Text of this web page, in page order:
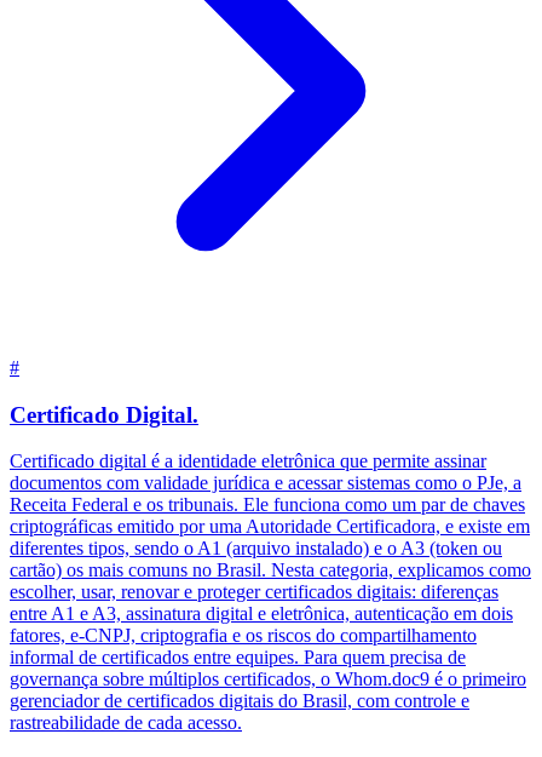
#
Certificado Digital.
Certificado digital é a identidade eletrônica que permite assinar
documentos com validade jurídica e acessar sistemas como o PJe, a
Receita Federal e os tribunais. Ele funciona como um par de chaves
criptográficas emitido por uma Autoridade Certificadora, e existe em
diferentes tipos, sendo o A1 (arquivo instalado) e o A3 (token ou
cartão) os mais comuns no Brasil. Nesta categoria, explicamos como
escolher, usar, renovar e proteger certificados digitais: diferenças
entre A1 e A3, assinatura digital e eletrônica, autenticação em dois
fatores, e-CNPJ, criptografia e os riscos do compartilhamento
informal de certificados entre equipes. Para quem precisa de
governança sobre múltiplos certificados, o Whom.doc9 é o primeiro
gerenciador de certificados digitais do Brasil, com controle e
rastreabilidade de cada acesso.